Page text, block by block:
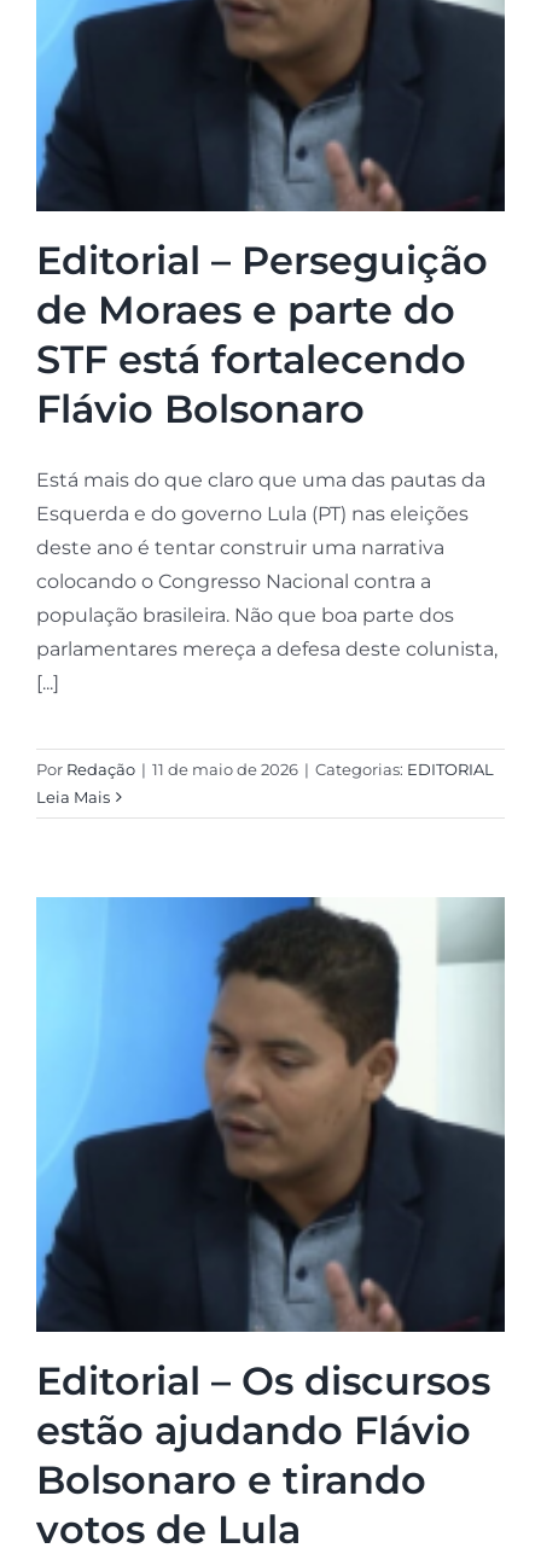
Editorial – Perseguição
de Moraes e parte do
STF está fortalecendo
Flávio Bolsonaro
Está mais do que claro que uma das pautas da
Esquerda e do governo Lula (PT) nas eleições
deste ano é tentar construir uma narrativa
colocando o Congresso Nacional contra a
população brasileira. Não que boa parte dos
parlamentares mereça a defesa deste colunista,
[...]
Por Redação | 11 de maio de 2026 | Categorias: EDITORIAL
Leia Mais
Editorial – Os discursos
estão ajudando Flávio
Bolsonaro e tirando
votos de Lula